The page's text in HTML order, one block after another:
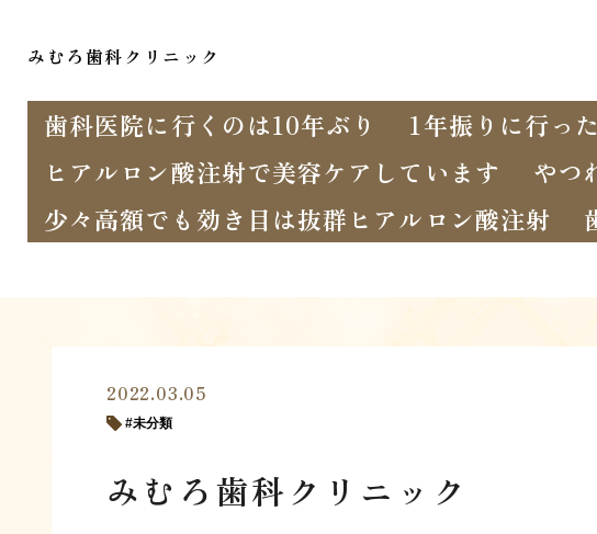
みむろ歯科クリニック
歯科医院に行くのは10年ぶり 1年振りに行っ
ヒアルロン酸注射で美容ケアしています
やつ
少々高額でも効き目は抜群ヒアルロン酸注射
2022.03.05
未分類
みむろ歯科クリニック